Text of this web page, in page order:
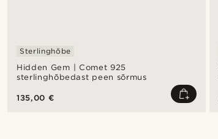
Hidden Gem | Comet 925
sterlinghõbedast peen sõrmus
Sterlinghõbe
135,00 €